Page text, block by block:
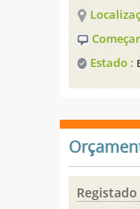
Estado :